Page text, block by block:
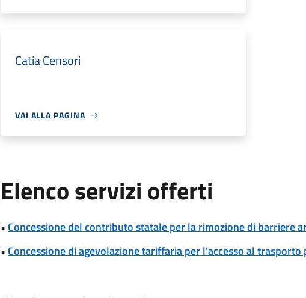
Catia Censori
VAI ALLA PAGINA
Elenco servizi offerti
• Concessione del contributo statale per la rimozione di barriere
• Concessione di agevolazione tariffaria per l'accesso al